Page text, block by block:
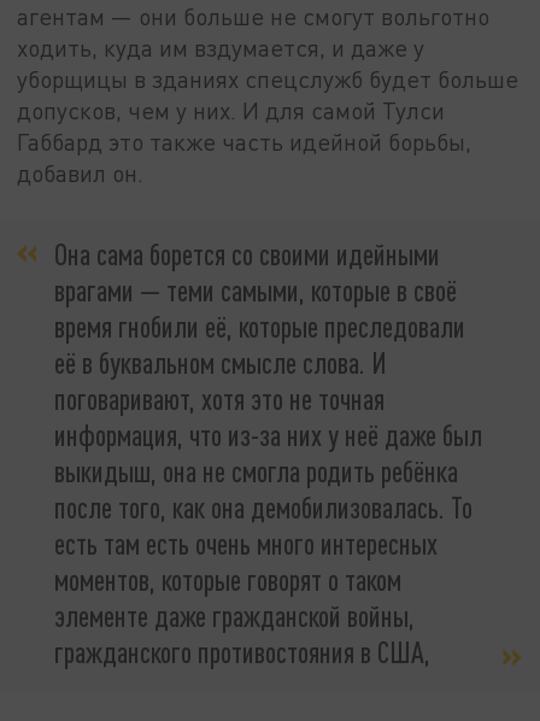
агентам — они больше не смогут вольготно
ходить, куда им вздумается, и даже у
уборщицы в зданиях спецслужб будет больше
допусков, чем у них. И для самой Тулси
Габбард это также часть идейной борьбы,
добавил он.
Она сама борется со своими идейными
врагами — теми самыми, которые в своё
время гнобили её, которые преследовали
её в буквальном смысле слова. И
поговаривают, хотя это не точная
информация, что из-за них у неё даже был
выкидыш, она не смогла родить ребёнка
после того, как она демобилизовалась. То
есть там есть очень много интересных
моментов, которые говорят о таком
элементе даже гражданской войны,
гражданского противостояния в США,